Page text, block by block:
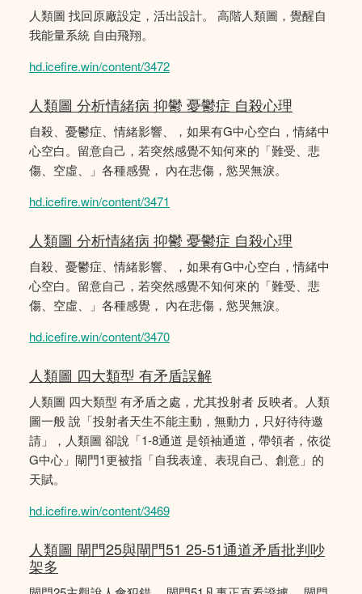
人類圖 找回原廠設定，活出設計。 高階人類圖，覺醒自
我能量系統 自由飛翔。
hd.icefire.win/content/3472
人類圖 分析情緒病 抑鬱 憂鬱症 自殺心理
自殺、憂鬱症、情緒影響、，如果有G中心空白，情緒中
心空白。留意自己，若突然感覺不知何來的「難受、悲
傷、空虛、」各種感覺， 內在悲傷，慾哭無淚。
hd.icefire.win/content/3471
人類圖 分析情緒病 抑鬱 憂鬱症 自殺心理
自殺、憂鬱症、情緒影響、，如果有G中心空白，情緒中
心空白。留意自己，若突然感覺不知何來的「難受、悲
傷、空虛、」各種感覺， 內在悲傷，慾哭無淚。
hd.icefire.win/content/3470
人類圖 四大類型 有矛盾誤解
人類圖 四大類型 有矛盾之處，尤其投射者 反映者。人類
圖一般 說「投射者天生不能主動，無動力，只好待待邀
請」，人類圖 卻說「1-8通道 是領袖通道，帶領者，依從
G中心」閘門1更被指「自我表達、表現自己、創意」的
天賦。
hd.icefire.win/content/3469
人類圖 閘門25與閘門51 25-51通道矛盾批判吵
架多